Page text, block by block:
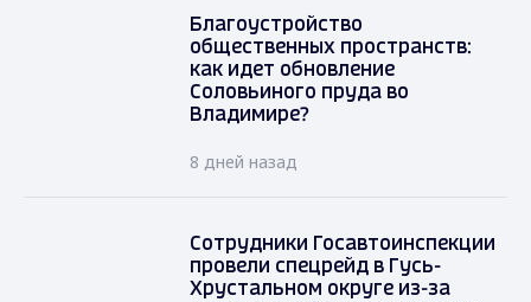
Благоустройство
общественных пространств:
как идет обновление
Соловьиного пруда во
Владимире?
8 дней назад
Сотрудники Госавтоинспекции
провели спецрейд в Гусь-
Хрустальном округе из-за